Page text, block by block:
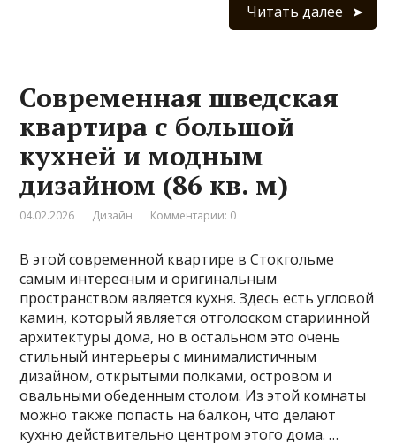
Читать далее
Современная шведская
квартира с большой
кухней и модным
дизайном (86 кв. м)
04.02.2026 Дизайн Комментарии: 0
В этой современной квартире в Стокгольме
самым интересным и оригинальным
пространством является кухня. Здесь есть угловой
камин, который является отголоском стариинной
архитектуры дома, но в остальном это очень
стильный интерьеры с минималистичным
дизайном, открытыми полками, островом и
овальными обеденным столом. Из этой комнаты
можно также попасть на балкон, что делают
кухню действительно центром этого дома. …